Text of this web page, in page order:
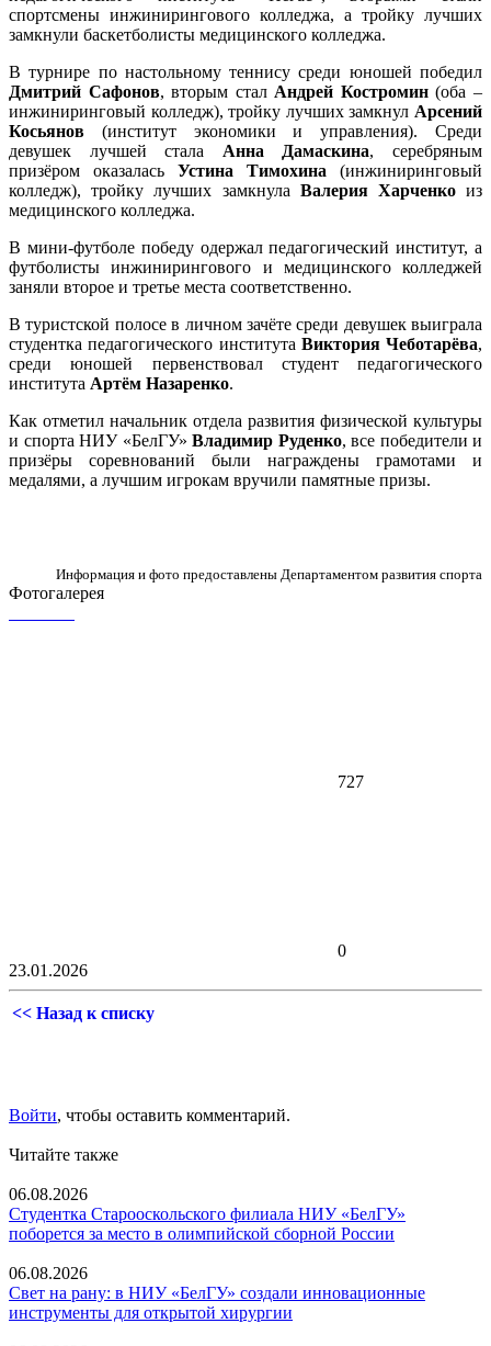
спортсмены инжинирингового колледжа, а тройку лучших
замкнули баскетболисты медицинского колледжа.
В турнире по настольному теннису среди юношей победил
Дмитрий Сафонов, вторым стал Андрей Костромин(оба –
инжиниринговый колледж), тройку лучших замкнул Арсений
Косьянов (институт экономики и управления). Среди
девушек лучшей стала Анна Дамаскина, серебряным
призёром оказалась Устина Тимохина (инжиниринговый
колледж), тройку лучших замкнула Валерия Харченкоиз
медицинского колледжа.
В мини-футболе победу одержал педагогический институт, а
футболисты инжинирингового и медицинского колледжей
заняли второе и третье места соответственно.
В туристской полосе в личном зачёте среди девушек выиграла
студентка педагогического института Виктория Чеботарёва,
среди юношей первенствовал студент педагогического
института Артём Назаренко.
Как отметил начальник отдела развития физической культуры
и спорта НИУ «БелГУ» Владимир Руденко, все победители и
призёры соревнований были награждены грамотами и
медалями, а лучшим игрокам вручили памятные призы.
Информация и фото предоставлены Департаментом развития спорта
Фотогалерея
727
0
23.01.2026
<< Назад к списку
Войти, чтобы оставить комментарий.
Читайте также
06.08.2026
Студентка Старооскольского филиала НИУ «БелГУ»
поборется за место в олимпийской сборной России
06.08.2026
Свет на рану: в НИУ «БелГУ» создали инновационные
инструменты для открытой хирургии